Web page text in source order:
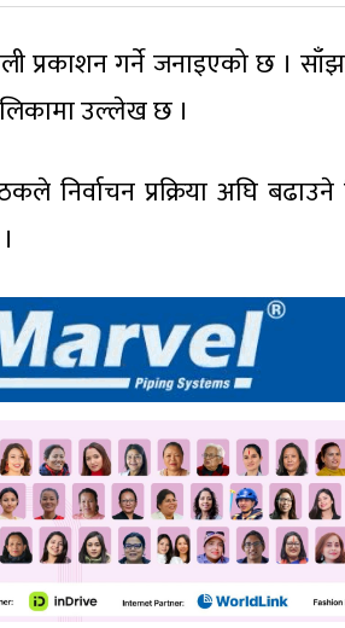
प्रकाशन गर्ने जनाइएको छ ।
उल्लेख छ ।
निर्वाचन प्रक्रिया अघि बढाउने